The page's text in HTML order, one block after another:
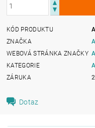
KÓD PRODUKTU
ZNAČKA
WEBOVÁ STRÁNKA ZNAČKY
KATEGORIE
ZÁRUKA
Dotaz